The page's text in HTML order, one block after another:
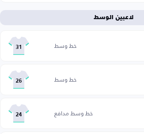
لاعبين الوسط
خط وسط 31
خط وسط 26
خط وسط مدافع 24